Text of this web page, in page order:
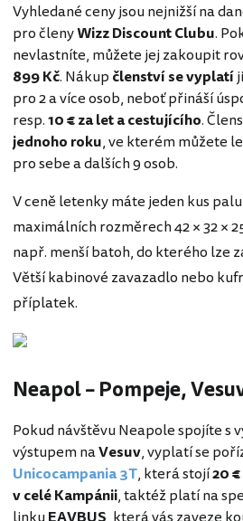
Vyhledané ceny jsou nejnižší na
pro členyWizz Discount Clubu.
nevlastníte, můžete jej zakoupit
899 Kč. Nákup členství se vyplatí
pro 2 a více osob, neboť přináší
resp.10 € za let a cestujícího.
jednoho roku, ve kterém můžete
pro sebe a dalších 9 osob.
V ceně letenky máte jeden kus
maximálních rozměrech 42 × 32 ×
např. menší batoh, do kterého lze
Větší kabinové zavazadlo nebo
příplatek.
Neapol – Pompeje,
Pokud návštěvu Neapole spojíte s
výstupem naVesuv, vyplatí se
Unicocampania 3T, která stojí20 €
v celé Kampánii, taktéž platí na